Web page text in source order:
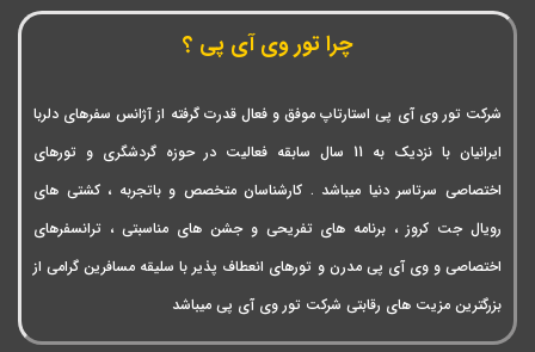
چرا تور وی آی پی ؟
شرکت تور وی آی پی استارتاپ موفق و فعال قدرت گرفته از آژانس سفرهای دلربا
ایرانیان با نزدیک به 11 سال سابقه فعالیت در حوزه گردشگری و تورهای
اختصاصی سرتاسر دنیا میباشد . کارشناسان متخصص و باتجربه ، کشتی های
رویال جت کروز ، برنامه های تفریحی و جشن های مناسبتی ، ترانسفرهای
اختصاصی و وی آی پی مدرن و تورهای انعطاف پذیر با سلیقه مسافرین گرامی از
بزرگترین مزیت های رقابتی شرکت تور وی آی پی میباشد